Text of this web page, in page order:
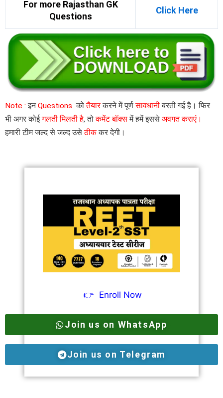
For more Rajasthan GK
Questions
Click Here
Note : इनQuestions कोतैयारकरने में पूर्णसावधानीबरती गई है। फिर
भी अगर कोईगलती मिलती है, तोकमेंट बॉक्समें हमें इससे अवगत कराएं।
हमारी टीम जल्द से जल्द उसेठीककर देगी।
👉 Enroll Now
Join us on WhatsApp
Join us on Telegram